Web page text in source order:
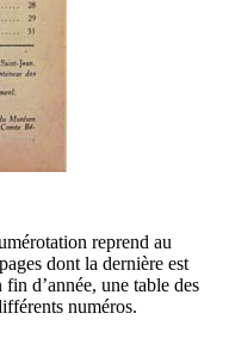
reprend au
dont la dernière est
d’année, une table des
numéros.